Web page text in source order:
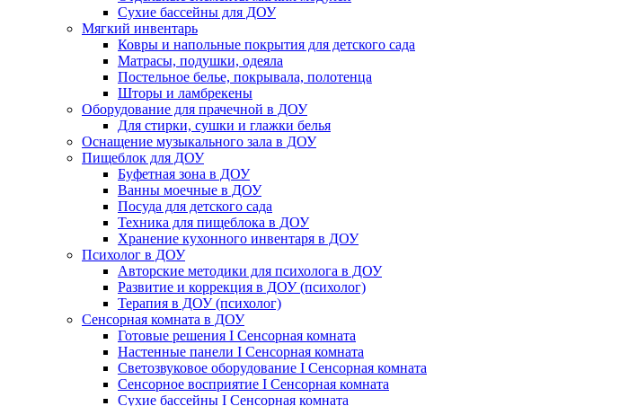
Сухие бассейны для ДОУ
Мягкий инвентарь
Ковры и напольные покрытия для детского сада
Матрасы, подушки, одеяла
Постельное белье, покрывала, полотенца
Шторы и ламбрекены
Оборудование для прачечной в ДОУ
Для стирки, сушки и глажки белья
Оснащение музыкального зала в ДОУ
Пищеблок для ДОУ
Буфетная зона в ДОУ
Ванны моечные в ДОУ
Посуда для детского сада
Техника для пищеблока в ДОУ
Хранение кухонного инвентаря в ДОУ
Психолог в ДОУ
Авторские методики для психолога в ДОУ
Развитие и коррекция в ДОУ (психолог)
Терапия в ДОУ (психолог)
Сенсорная комната в ДОУ
Готовые решения I Сенсорная комната
Настенные панели I Сенсорная комната
Светозвуковое оборудование I Сенсорная комната
Сенсорное восприятие I Сенсорная комната
Сухие бассейны I Сенсорная комната